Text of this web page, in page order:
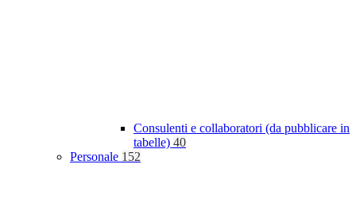
Consulenti e collaboratori (da pubblicare in
tabelle) 40
Personale 152